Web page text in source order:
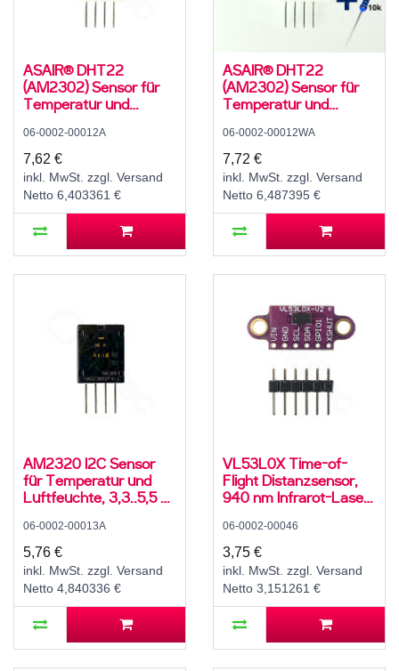
ASAIR® DHT22
(AM2302) Sensor für
Temperatur und
0..99,9 ± 2 % rH,
-40..80 ± 1 °C
06-0002-00012A
7,62 €
inkl. MwSt. zzgl. Versand
Netto 6,403361 €
ASAIR® DHT22
(AM2302) Sensor für
Temperatur und
0..99,9 ± 2 % rH,
-40..80 ± 1 °C, mit 10K
Widerstand und
Anleitung
06-0002-00012WA
7,72 €
inkl. MwSt. zzgl. Versand
Netto 6,487395 €
AM2320 I2C Sensor
für Temperatur und
Luftfeuchte, 3,3..5,5 V,
-40..80 ± 1 °C
06-0002-00013A
5,76 €
inkl. MwSt. zzgl. Versand
Netto 4,840336 €
VL53L0X Time-of-
Flight Distanzsensor,
940 nm Infrarot-Laser,
±3..12 %
06-0002-00046
3,75 €
inkl. MwSt. zzgl. Versand
Netto 3,151261 €